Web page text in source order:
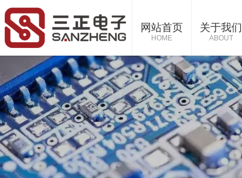
网站首页
HOME
关于我们
ABOUT